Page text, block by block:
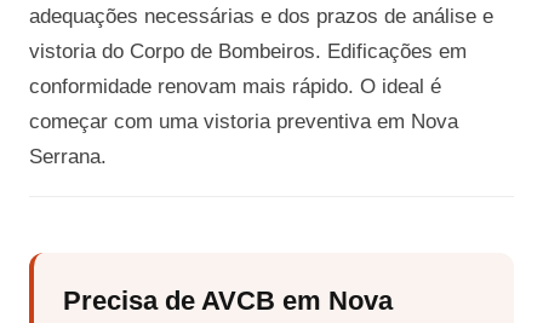
adequações necessárias e dos prazos de análise e
vistoria do Corpo de Bombeiros. Edificações em
conformidade renovam mais rápido. O ideal é
começar com uma vistoria preventiva em Nova
Serrana.
Precisa de AVCB em Nova